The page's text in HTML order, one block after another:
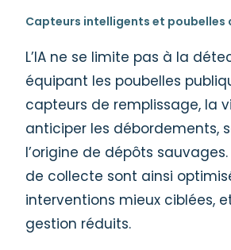
Capteurs intelligents et poubelles
L’IA ne se limite pas à la
équipant les poubelles
capteurs de remplissage, la
anticiper les débordements,
l’origine de dépôts
de collecte sont ainsi
interventions mieux ciblées,
gestion réduits.